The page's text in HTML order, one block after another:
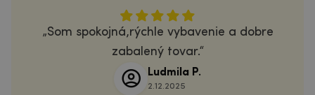
Som spokojná,rýchle vybavenie a dobre
zabalený tovar.
Ludmila P.
2.12.2025